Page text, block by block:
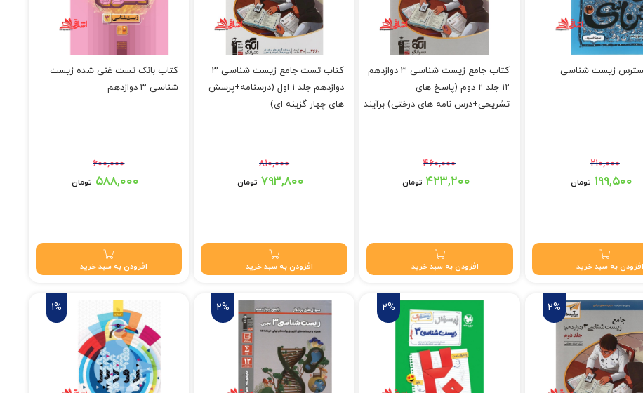
زیست شناسی
۲۱۰,۰۰۰
تومان بود.
۱۹۹,۵۰۰ تومان
افزودن به سبد خرید
کتاب جامع زیست شناسی ۳ دوازدهم
۱۲ جلد ۲ دوم (پاسخ های
تشریحی+درس نامه های درختی) برآیند
۴۶۰,۰۰۰
قیمت اصلی: ۴۶۰,۰۰۰ تومان بود.۴۲۳,۲۰۰ تومان
افزودن به سبد خرید
کتاب تست جامع زیست شناسی ۳
دوازدهم جلد ۱ اول (درسنامه+پرسش
های چهار گزینه ای)
۸۱۰,۰۰۰
قیمت اصلی: ۸۱۰,۰۰۰ تومان بود.۷۹۳,۸۰۰ تومان
افزودن به سبد خرید
کتاب بانک تست غنی شده زیست
شناسی ۳ دوازدهم
۶۰۰,۰۰۰
قیمت اصلی: ۶۰۰,۰۰۰ تومان بود.۵۸۸,۰۰۰ تومان
افزودن به سبد خرید
2%
2%
2%
1%